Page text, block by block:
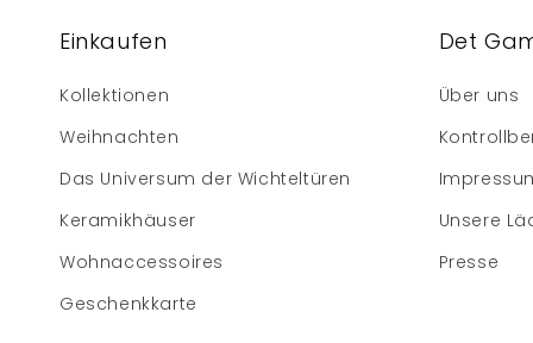
Einkaufen
Kollektionen
Weihnachten
Das Universum der Wichteltüren
Keramikhäuser
Wohnaccessoires
Geschenkkarte
Det
Über uns
Unsere
Presse